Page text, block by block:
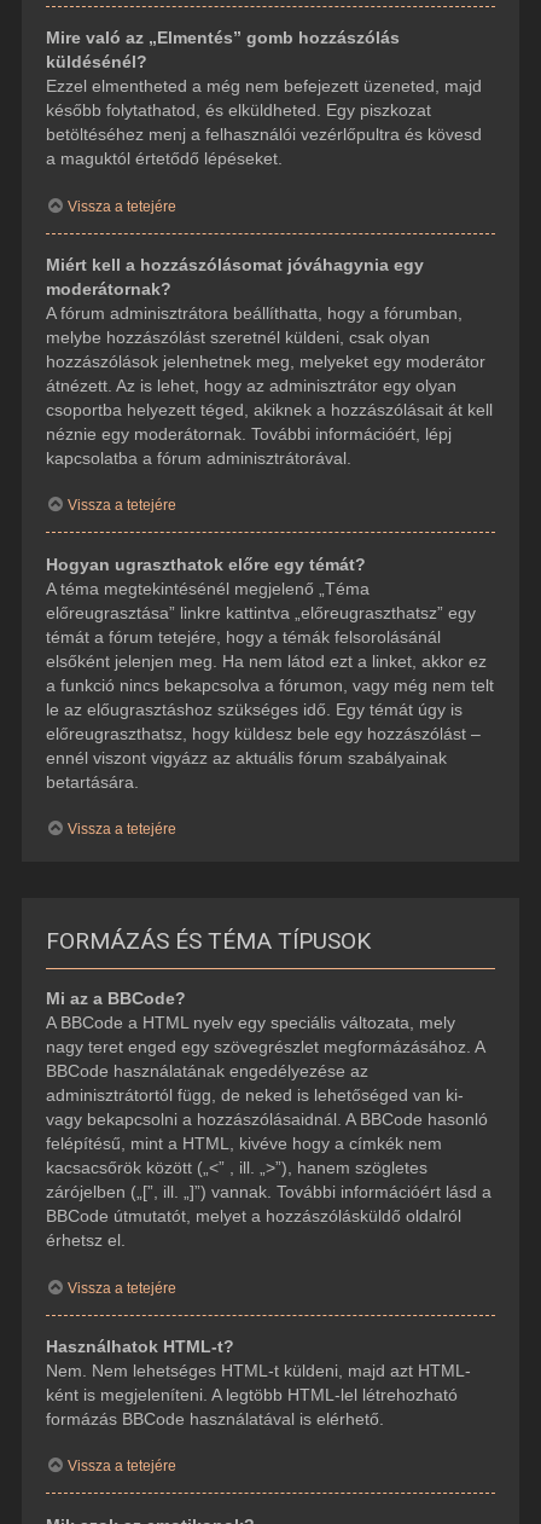
Mire való az „Elmentés” gomb hozzászólás
küldésénél?
Ezzel elmentheted a még nem befejezett üzeneted, majd
később folytathatod, és elküldheted. Egy piszkozat
betöltéséhez menj a felhasználói vezérlőpultra és kövesd
a maguktól értetődő lépéseket.
Vissza a tetejére
Miért kell a hozzászólásomat jóváhagynia egy
moderátornak?
A fórum adminisztrátora beállíthatta, hogy a fórumban,
melybe hozzászólást szeretnél küldeni, csak olyan
hozzászólások jelenhetnek meg, melyeket egy moderátor
átnézett. Az is lehet, hogy az adminisztrátor egy olyan
csoportba helyezett téged, akiknek a hozzászólásait át kell
néznie egy moderátornak. További információért, lépj
kapcsolatba a fórum adminisztrátorával.
Vissza a tetejére
Hogyan ugraszthatok előre egy témát?
A téma megtekintésénél megjelenő „Téma
előreugrasztása” linkre kattintva „előreugraszthatsz” egy
témát a fórum tetejére, hogy a témák felsorolásánál
elsőként jelenjen meg. Ha nem látod ezt a linket, akkor ez
a funkció nincs bekapcsolva a fórumon, vagy még nem telt
le az előugrasztáshoz szükséges idő. Egy témát úgy is
előreugraszthatsz, hogy küldesz bele egy hozzászólást –
ennél viszont vigyázz az aktuális fórum szabályainak
betartására.
Vissza a tetejére
FORMÁZÁS ÉS TÉMA TÍPUSOK
Mi az a BBCode?
A BBCode a HTML nyelv egy speciális változata, mely
nagy teret enged egy szövegrészlet megformázásához. A
BBCode használatának engedélyezése az
adminisztrátortól függ, de neked is lehetőséged van ki-
vagy bekapcsolni a hozzászólásaidnál. A BBCode hasonló
felépítésű, mint a HTML, kivéve hogy a címkék nem
kacsacsőrök között („<” , ill. „>”), hanem szögletes
zárójelben („[”, ill. „]”) vannak. További információért lásd a
BBCode útmutatót, melyet a hozzászólásküldő oldalról
érhetsz el.
Vissza a tetejére
Használhatok HTML-t?
Nem. Nem lehetséges HTML-t küldeni, majd azt HTML-
ként is megjeleníteni. A legtöbb HTML-lel létrehozható
formázás BBCode használatával is elérhető.
Vissza a tetejére